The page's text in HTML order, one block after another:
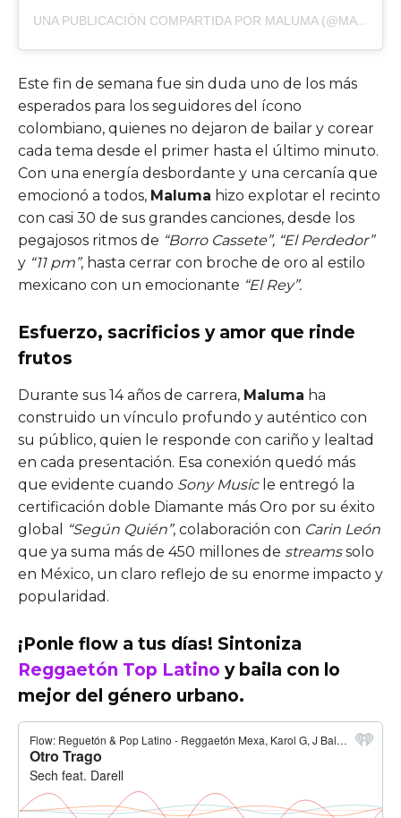
UNA PUBLICACIÓN COMPARTIDA POR MALUMA (@MALUMA)
Este fin de semana fue sin duda uno de los más
esperados para los seguidores del ícono
colombiano, quienes no dejaron de bailar y corear
cada tema desde el primer hasta el último minuto.
Con una energía desbordante y una cercanía que
emocionó a todos, Maluma hizo explotar el recinto
con casi 30 de sus grandes canciones, desde los
pegajosos ritmos de “Borro Cassete”, “El Perdedor”
y “11 pm”, hasta cerrar con broche de oro al estilo
mexicano con un emocionante “El Rey”.
Esfuerzo, sacrificios y amor que rinde
frutos
Durante sus 14 años de carrera, Maluma ha
construido un vínculo profundo y auténtico con
su público, quien le responde con cariño y lealtad
en cada presentación. Esa conexión quedó más
que evidente cuando Sony Musicle entregó la
certificación doble Diamante más Oro por su éxito
global
“Según Quién”, colaboración con Carin León
que ya suma más de 450 millones de streamssolo
en México, un claro reflejo de su enorme impacto y
popularidad.
¡Ponle flow a tus días! Sintoniza
Reggaetón Top Latino y baila con lo
mejor del género urbano.